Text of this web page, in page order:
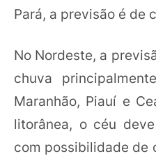
Pará, a previsão é de
No Nordeste, a
chuva
Maranhão, Piauí e
litorânea, o céu
com possibilidade de